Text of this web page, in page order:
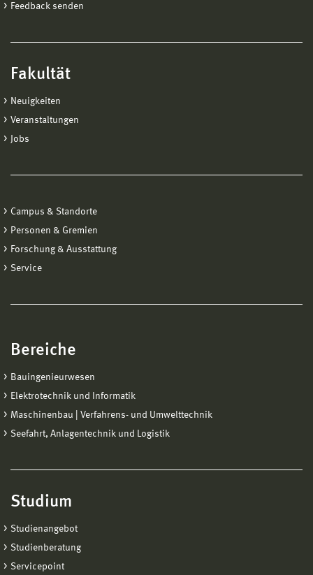
Feedback senden
Fakultät
Neuigkeiten
Veranstaltungen
Jobs
Campus & Standorte
Personen & Gremien
Forschung & Ausstattung
Service
Bereiche
Bauingenieurwesen
Elektrotechnik und Informatik
Maschinenbau | Verfahrens- und Umwelttechnik
Seefahrt, Anlagentechnik und Logistik
Studium
Studienangebot
Studienberatung
Servicepoint